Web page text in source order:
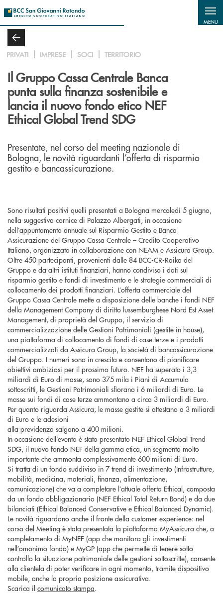
MENU
PRIVATI IMPRESE SOCI TERRITORIO
Il Gruppo Cassa Centrale Banca
punta sulla finanza sostenibile e
lancia il nuovo fondo etico NEF
Ethical Global Trend SDG
Presentate, nel corso del meeting nazionale di
Bologna, le novità riguardanti l’offerta di risparmio
gestito e bancassicurazione.
Sono risultati positivi quelli presentati a Bologna mercoledì 5 giugno,
nella suggestiva cornice di Palazzo Albergati, in occasione
dell’appuntamento annuale sul Risparmio Gestito e Banca
Assicurazione del Gruppo Cassa Centrale – Credito Cooperativo
Italiano, organizzato in collaborazione con NEAM e Assicura Group.
Oltre 450 partecipanti, provenienti dalle 84 BCC-CR-Raika del
Gruppo e da altri istituti finanziari, hanno condiviso i dati sul
risparmio gestito e fondi di investimento e le strategie commerciali di
collocamento dei prodotti finanziari. L’offerta commerciale del
Gruppo Cassa Centrale mette a disposizione delle banche i fondi NEF
della Management Company di diritto lussemburghese Nord Est Asset
Management, di proprietà del Gruppo, il servizio di
commercializzazione delle Gestioni Patrimoniali (gestite in house),
una piattaforma di collocamento di fondi di case terze e i prodotti
commercializzati da Assicura Group, la società di bancassicurazione
del Gruppo. I numeri sono in crescita e consentono di pianificare
obiettivi ambiziosi per il prossimo futuro. NEF ha superato i 3,3
miliardi di Euro di masse, sono 375 mila i Piani di Accumulo
sottoscritti, le Gestioni Patrimoniali sfiorano i 6 miliardi di Euro. Le
masse sui fondi di case terze ammontano a circa 3 miliardi di Euro.
Per quanto riguarda Assicura, le masse gestite si attestano a 3 miliardi
di Euro e le adesioni
alla previdenza salgono a 400 milioni.
In occasione dell’evento è stato presentato NEF Ethical Global Trend
SDG, il nuovo fondo NEF della gamma etica, un segmento molto
importante che ammonta complessivamente 600 milioni di Euro.
Si tratta di un fondo suddiviso in 7 trend di investimento (Infrastrutture,
mobilità, medicina, materiali, finanza, alimentazione,
comunicazione) che va a completare l’attuale offerta Ethical, composta
da un fondo obbligazionario (NEF Ethical Total Return Bond) e da due
bilanciati (Ethical Balanced Conservative e Ethical Balanced Dynamic).
Le novità riguardano anche il fronte della customer experience: nel
corso del Meeting è stata presentata la piattaforma MyAssicura che, a
completamento di MyNEF (app che monitora gli investimenti
nell’omonimo fondo) e MyGP (app che permette di tenere sotto
controllo la situazione patrimoniale delle gestioni sottoscritte), consente
alla clientela di poter verificare in ogni momento, tramite dispositivo
mobile, anche la propria posizione assicurativa.
Scarica il comunicato stampa.